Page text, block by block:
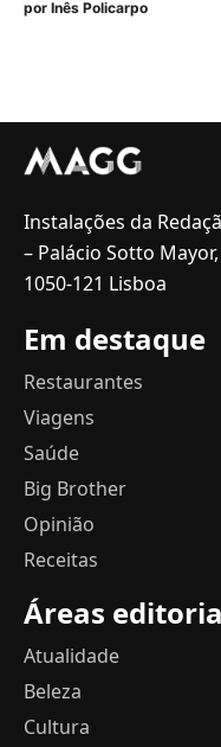
por Inês Policarpo
Instalações da
– Palácio Sotto
1050-121 Lisboa
Em destaque
Restaurantes
Viagens
Saúde
Big Brother
Opinião
Receitas
Áreas
Atualidade
Beleza
Cultura